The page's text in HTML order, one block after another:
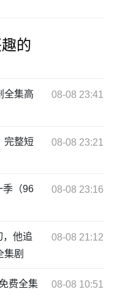
的
全集高
08-08 23:41
完整短
08-08 23:21
季（96
08-08 23:16
，他追
集剧
08-08 21:12
费全集
08-08 10:51